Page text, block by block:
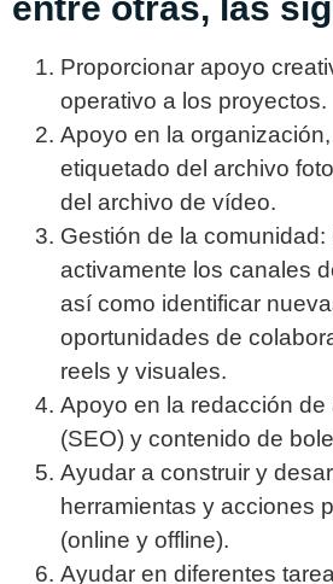
Proporcionar apoyo
operativo a los proyectos.
Apoyo en la
etiquetado del archivo
del archivo de vídeo.
Gestión de la comunidad:
activamente los canales
así como identificar
oportunidades de
reels y visuales.
Apoyo en la redacción
(SEO) y contenido de
Ayudar a construir y
herramientas y acciones
(online y offline).
Ayudar en diferentes